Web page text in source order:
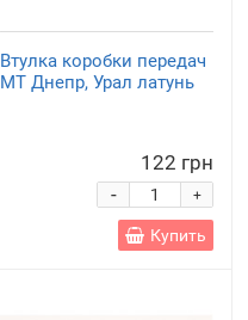
Втулка коробки передач
МТ Днепр, Урал латунь
122 грн
+
-
Купить